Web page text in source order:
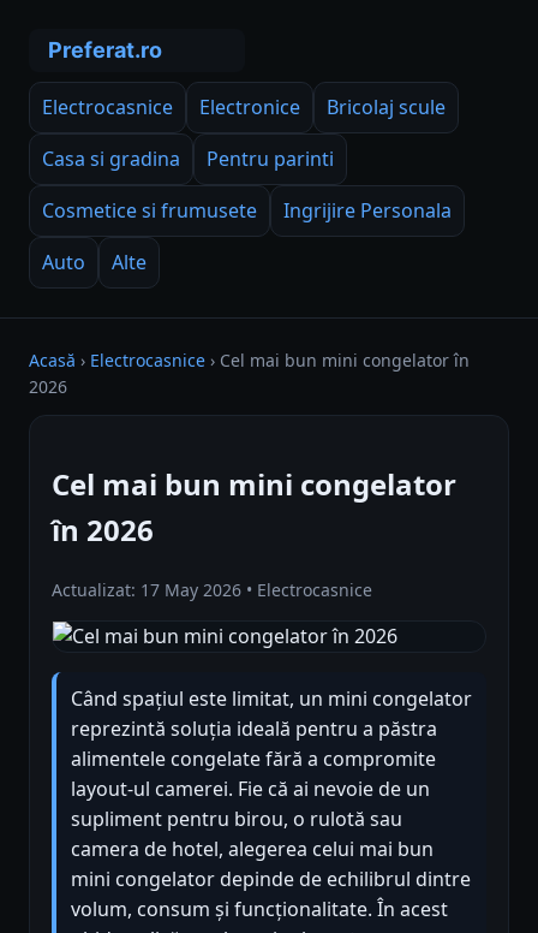
Electrocasnice Electronice
Bricolaj scule
Casa si gradina
Pentru parinti
Cosmetice si frumusete
Ingrijire Personala
Auto
Alte
Acasă › Electrocasnice › Cel mai bun mini congelator în
2026
Cel mai bun mini congelator
în 2026
Actualizat: 17 May 2026 • Electrocasnice
Când spațiul este limitat, un mini congelator
reprezintă soluția ideală pentru a păstra
alimentele congelate fără a compromite
layout-ul camerei. Fie că ai nevoie de un
supliment pentru birou, o rulotă sau
camera de hotel, alegerea celui mai bun
mini congelator depinde de echilibrul dintre
volum, consum și funcționalitate. În acest